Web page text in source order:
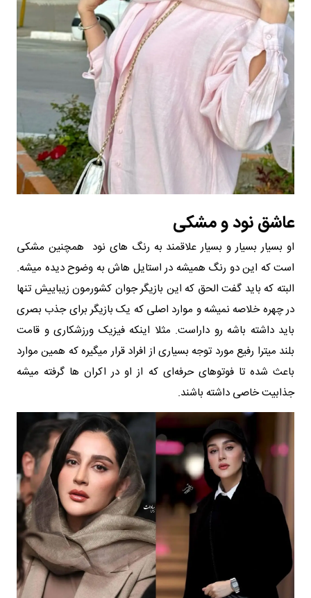
عاشق نود و مشکی
او بسیار بسیار و بسیار علاقمند به رنگ های نود همچنین مشکی
است که این دو رنگ همیشه در استایل هاش به وضوح دیده میشه.
البته که باید گفت الحق که این بازیگر جوان کشورمون زیباییش تنها
در چهره خلاصه نمیشه و موارد اصلی که یک بازیگر برای جذب بصری
باید داشته باشه رو داراست. مثلا اینکه فیزیک ورزشکاری و قامت
بلند میترا رفیع مورد توجه بسیاری از افراد قرار میگیره که همین موارد
باعث شده تا فوتوهای حرفه‌ای که از او در اکران ها گرفته میشه
جذابیت خاصی داشته باشند.